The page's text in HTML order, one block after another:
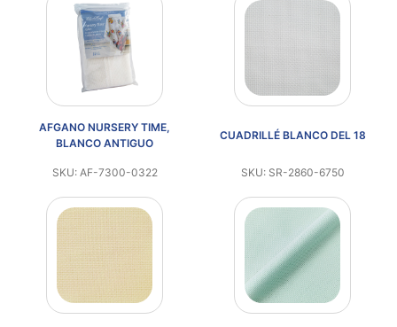
AFGANO NURSERY TIME,
BLANCO ANTIGUO
SKU: AF-7300-0322
CUADRILLÉ BLANCO DEL 18
SKU: SR-2860-6750